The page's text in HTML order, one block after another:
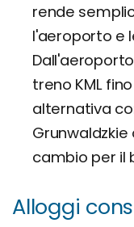
rende
l'aeroporto e
treno KML
alternativa
cambio per il
Alloggi